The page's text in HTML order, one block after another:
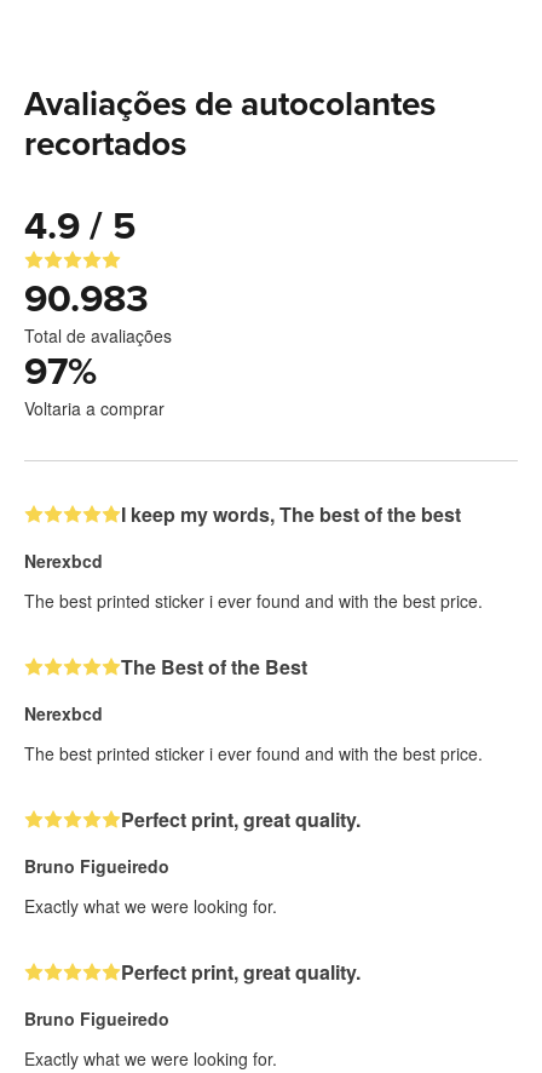
Avaliações de autocolantes
recortados
4.9 / 5
90.983
Total de avaliações
97%
Voltaria a comprar
I keep my words, The best of the best
Nerexbcd
The best printed sticker i ever found and with the best price.
The Best of the Best
Nerexbcd
The best printed sticker i ever found and with the best price.
Perfect print, great quality.
Bruno Figueiredo
Exactly what we were looking for.
Perfect print, great quality.
Bruno Figueiredo
Exactly what we were looking for.